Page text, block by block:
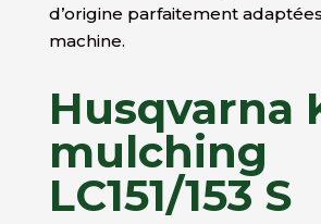
d’origine parfaitement
machine.
Husqvarna
mulching
LC151/153 S